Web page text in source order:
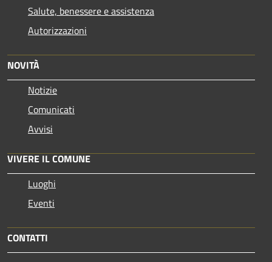
Salute, benessere e assistenza
Autorizzazioni
NOVITÀ
Notizie
Comunicati
Avvisi
VIVERE IL COMUNE
Luoghi
Eventi
CONTATTI